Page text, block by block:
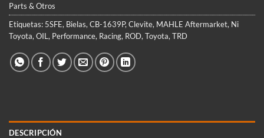
Parts & Otros
Etiquetas: 5SFE, Bielas, CB-1639P, Clevite, MAHLE Aftermarket, Ni
Toyota, OIL , Performance, Racing, ROD, Toyota, TRD
DESCRIPCIÓN